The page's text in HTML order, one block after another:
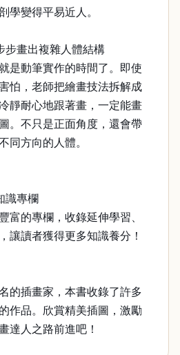
學變得平易近人。
步畫出複雜人體結構
是動筆實作的時間了。即使
怕，老師把繪畫技法拆解成
靜耐心地跟著畫，一定能畫
。不只是正面角度，還會帶
同方向的人體。
識專欄
富的專欄，收錄延伸學習、
讓讀者獲得更多知識養分！
的插畫家，本書收錄了許多
作品。欣賞精美插圖，激勵
達人之路前進吧！